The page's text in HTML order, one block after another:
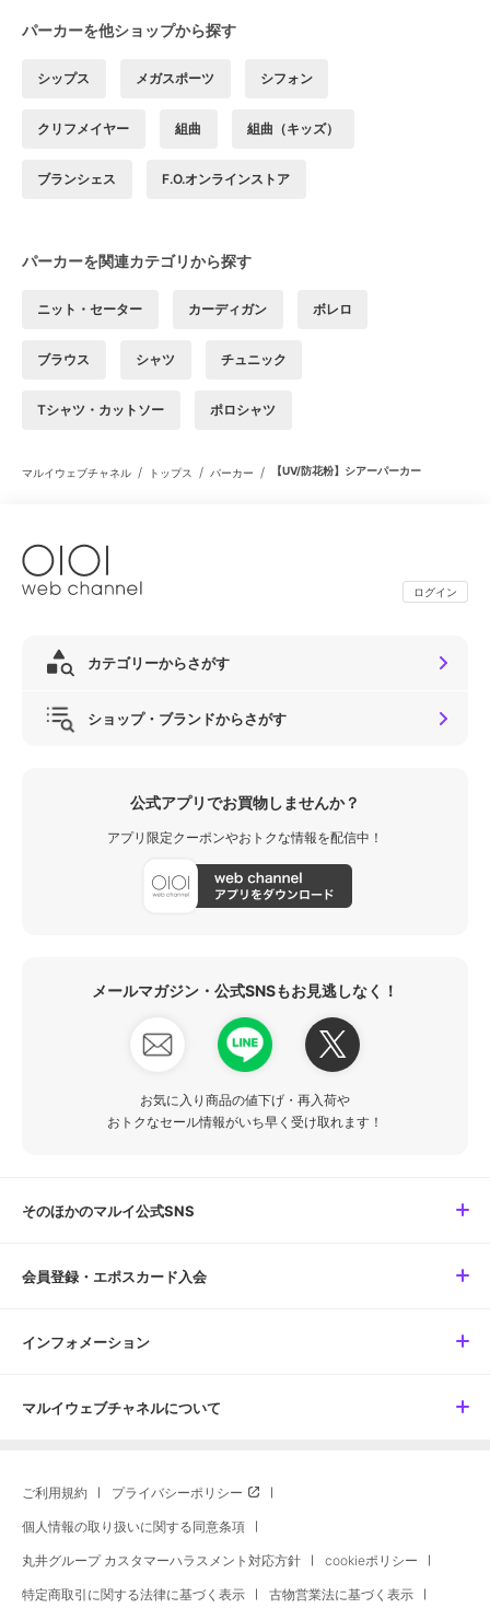
パーカーを他ショップから探す
シップス メガスポーツ シフォン
クリフメイヤー 組曲 組曲（キッズ）
ブランシェス F.O.オンラインストア
パーカーを関連カテゴリから探す
ニット・セーター カーディガン ボレロ
ブラウス シャツ チュニック
Tシャツ・カットソー ポロシャツ
マルイウェブチャネル / トップス / パーカー / 【UV/防花粉】シアーパーカー
ログイン
カテゴリーからさがす
ショップ・ブランドからさがす
公式アプリでお買物しませんか？
アプリ限定クーポンやおトクな情報を配信中！
メールマガジン・公式SNSもお見逃しなく！
お気に入り商品の値下げ・再入荷や
おトクなセール情報がいち早く受け取れます！
そのほかのマルイ公式SNS
会員登録・エポスカード入会
インフォメーション
マルイウェブチャネルについて
ご利用規約 プライバシーポリシー
個人情報の取り扱いに関する同意条項
丸井グループ カスタマーハラスメント対応方針 cookieポリシー
特定商取引に関する法律に基づく表示 古物営業法に基づく表示